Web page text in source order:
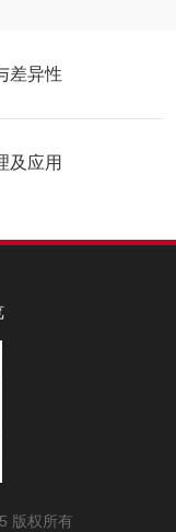
差异性
及应用
版权所有